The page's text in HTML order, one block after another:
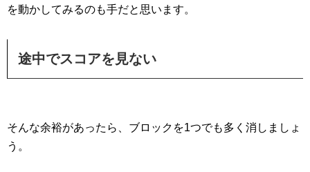
を動かしてみるのも手だと思います。
途中でスコアを見ない
そんな余裕があったら、ブロックを1つでも多く消しましょ
う。